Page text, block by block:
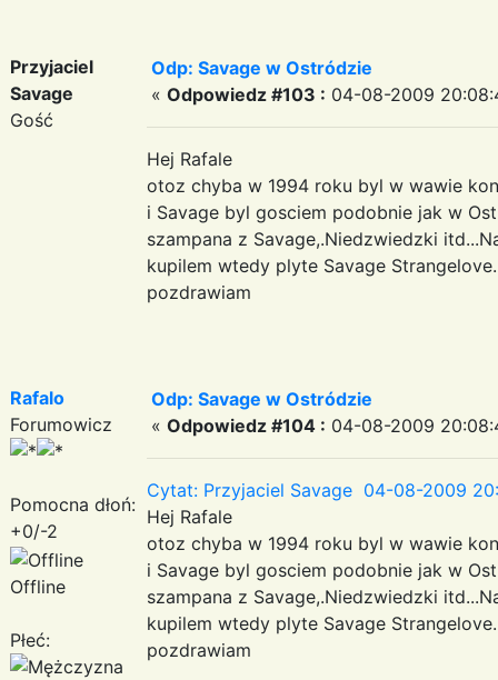
Przyjaciel
Savage
Gość
Odp: Savage w Ostródzie
« Odpowiedz #103 : 04-08-2009
Hej Rafale
otoz chyba w 1994 roku byl w wawie
i Savage byl gosciem podobnie jak w
szampana z Savage,.Niedzwiedzki
kupilem wtedy plyte Savage Strangelove.
pozdrawiam
Rafalo
Forumowicz
Pomocna dłoń:
+0/-2
Offline
Płeć:
Odp: Savage w Ostródzie
« Odpowiedz #104 : 04-08-2009
Cytat: Przyjaciel Savage 04-08-2009
Hej Rafale
otoz chyba w 1994 roku byl w wawie
i Savage byl gosciem podobnie jak w
szampana z Savage,.Niedzwiedzki
kupilem wtedy plyte Savage Strangelove.
pozdrawiam